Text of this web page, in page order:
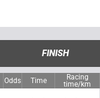
FINISH
Odds Time
Racing
time/km